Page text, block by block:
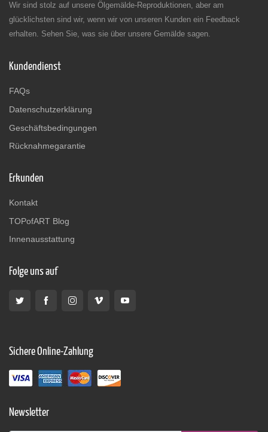
Wir sind stolz auf unsere Ölgemälde-Reproduktionen, aber am
glücklichsten sind wir, wenn wir von unseren Kunden ein Feedback
erhalten. Sehen Sie, was sie über unsere Gemälde sagen.
Kundendienst
FAQs
Datenschutzerklärung
Geschäftsbedingungen
Rücknahmegarantie
Erkunden
Kontakt
TOPofART Blog
Innenausstattung
Folge uns auf
Sichere Online-Zahlung
Newsletter